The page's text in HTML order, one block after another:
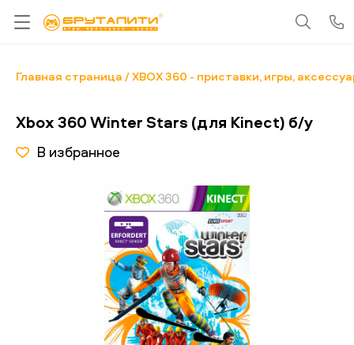
Главная страница XBOX 360 - приставки, игры,
Xbox 360 Winter Stars (для Kinect) б/у
В избранное